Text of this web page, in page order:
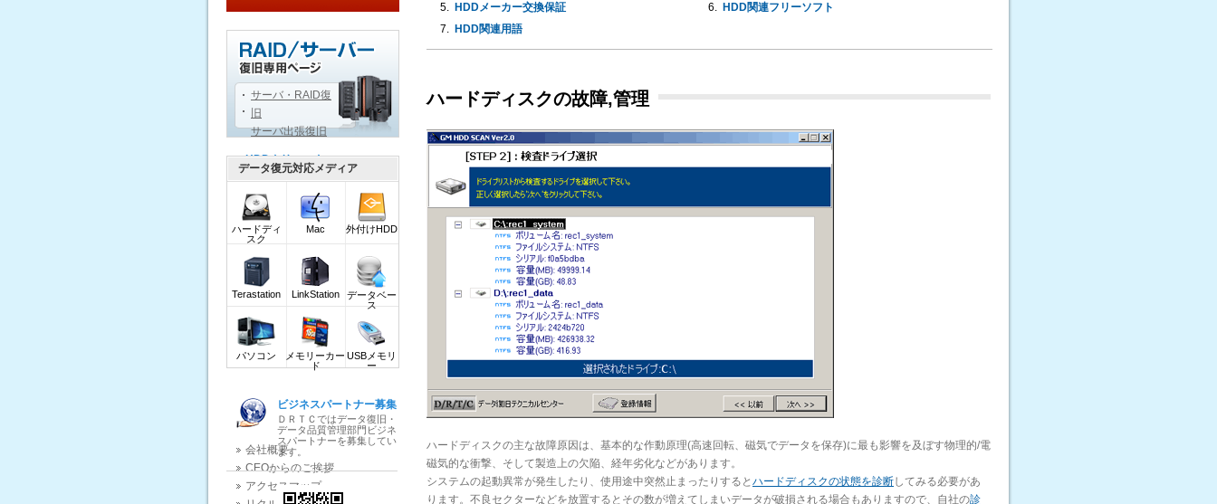
HDDクリニック
データ復旧用語辞典
データ復旧技術文書
ダウンロード(DOWNLOAD)
業界関連ニュース
会社概要
CEOからのご挨拶
アクセスマップ
5. HDDメーカー交換保証 6. HDD関連フリーソフト
7. HDD関連用語
ハードディスクの故障,管理
ハードディスクの主な故障原因は、基本的な作動原理(高速回転、磁気でデータを保存)に最も影響を及ぼす物理的/電
磁気的な衝撃、そして製造上の欠陥、経年劣化などがあります。
システムの起動異常が発生したり、使用途中突然止まったりすると ハードディスクの状態を診断してみる必要があ
ります。不良セクターなどを放置するとその数が増えてしまいデータが破損される場合もありますので、自社の診
サーバ・RAID復
旧
サーバ出張復旧
データ復元対応メディア
ハードディ
スク
Mac 外付けHDD
Terastation LinkStation
データベー
ス
パソコン
メモリーカー
ド
USBメモリ
ー
ビジネスパートナー募集
ＤＲＴＣではデータ復旧・
データ品質管理部門ビジネ
スパートナーを募集してい
ます。